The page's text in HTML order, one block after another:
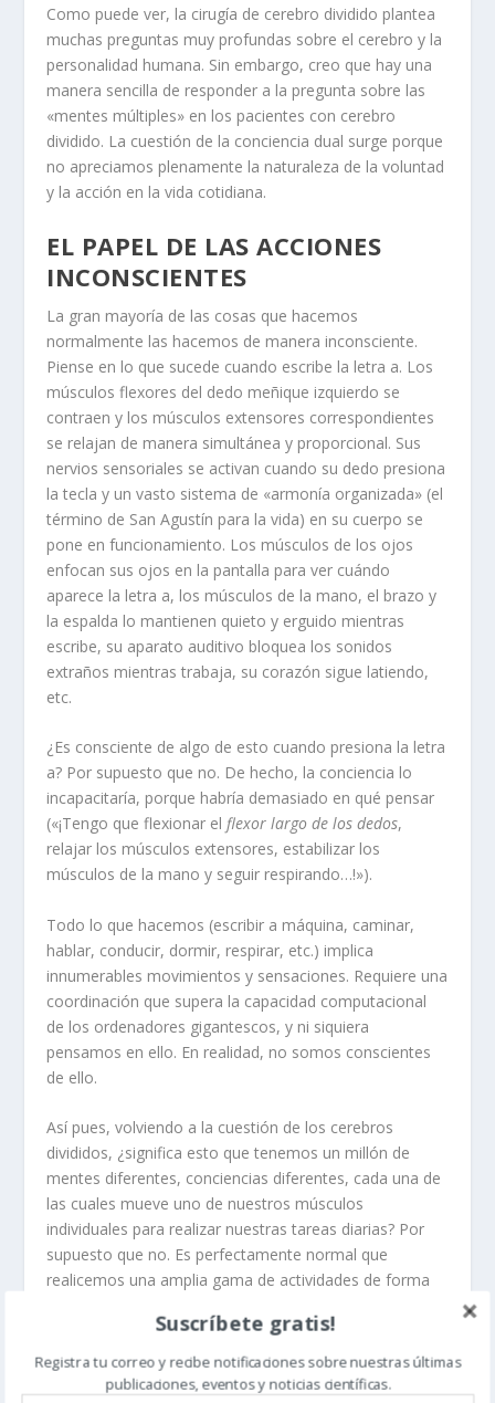
Como puede ver, la cirugía de cerebro dividido plantea
muchas preguntas muy profundas sobre el cerebro y la
personalidad humana. Sin embargo, creo que hay una
manera sencilla de responder a la pregunta sobre las
«mentes múltiples» en los pacientes con cerebro
dividido. La cuestión de la conciencia dual surge porque
no apreciamos plenamente la naturaleza de la voluntad
y la acción en la vida cotidiana.
EL PAPEL DE LAS ACCIONES
INCONSCIENTES
La gran mayoría de las cosas que hacemos
normalmente las hacemos de manera inconsciente.
Piense en lo que sucede cuando escribe la letra a. Los
músculos flexores del dedo meñique izquierdo se
contraen y los músculos extensores correspondientes
se relajan de manera simultánea y proporcional. Sus
nervios sensoriales se activan cuando su dedo presiona
la tecla y un vasto sistema de «armonía organizada» (el
término de San Agustín para la vida) en su cuerpo se
pone en funcionamiento. Los músculos de los ojos
enfocan sus ojos en la pantalla para ver cuándo
aparece la letra a, los músculos de la mano, el brazo y
la espalda lo mantienen quieto y erguido mientras
escribe, su aparato auditivo bloquea los sonidos
extraños mientras trabaja, su corazón sigue latiendo,
etc.
¿Es consciente de algo de esto cuando presiona la letra
a? Por supuesto que no. De hecho, la conciencia lo
incapacitaría, porque habría demasiado en qué pensar
(«¡Tengo que flexionar elflexor largo de los dedos,
relajar los músculos extensores, estabilizar los
músculos de la mano y seguir respirando…!»).
Todo lo que hacemos (escribir a máquina, caminar,
hablar, conducir, dormir, respirar, etc.) implica
innumerables movimientos y sensaciones. Requiere una
coordinación que supera la capacidad computacional
de los ordenadores gigantescos, y ni siquiera
pensamos en ello. En realidad, no somos conscientes
de ello.
Así pues, volviendo a la cuestión de los cerebros
divididos, ¿significa esto que tenemos un millón de
mentes diferentes, conciencias diferentes, cada una de
las cuales mueve uno de nuestros músculos
individuales para realizar nuestras tareas diarias? Por
supuesto que no. Es perfectamente normal que
realicemos una amplia gama de actividades de forma
desconocemos. Tenemos una conciencia, que dirige
(de algún modo como el director de una orquesta) la
armonía ordenada de nuestras acciones cotidianas.
Suscríbete gratis!
Registra tu correo y recibe notificaciones sobre nuestras últimas
publicaciones, eventos y noticias científicas.